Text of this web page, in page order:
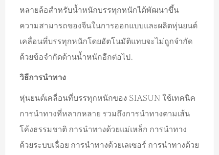
หลายล้อสำหรับน้ำหนักบรรทุกหนักได้พัฒนาขึ้น
ความสามารถของจีนในการออกแบบและผลิตหุ่นยนต์
เคลื่อนที่บรรทุกหนักโดยอัตโนมัติแทบจะไม่ถูกจำกัด
ด้วยข้อจำกัดด้านน้ำหนักอีกต่อไป.
วิธีการนำทาง
หุ่นยนต์เคลื่อนที่บรรทุกหนักของ SIASUN ใช้เทคนิค
การนำทางที่หลากหลาย รวมถึงการนำทางตามเส้น
โค้งธรรมชาติ การนำทางด้วยแม่เหล็ก การนำทาง
ด้วยระบบเฉื่อย การนำทางด้วยเลเซอร์ การนำทางด้วย